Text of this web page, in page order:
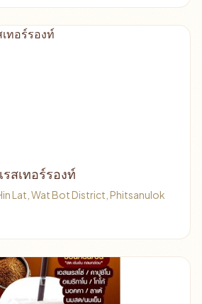
สเทอร์รองท์
Lat, Wat Bot District, Phitsanulok